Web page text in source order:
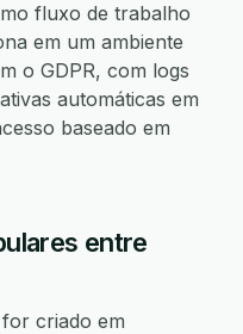
fluxo de trabalho
em um ambiente
o GDPR, com logs
automáticas em
baseado em
entre
criado em